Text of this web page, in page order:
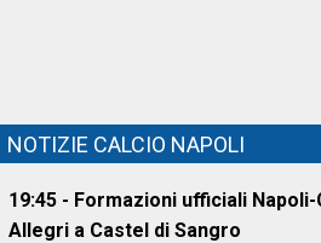
NOTIZIE CALCIO NAPOLI
19:45 - Formazioni ufficiali
Allegri a Castel di Sangro